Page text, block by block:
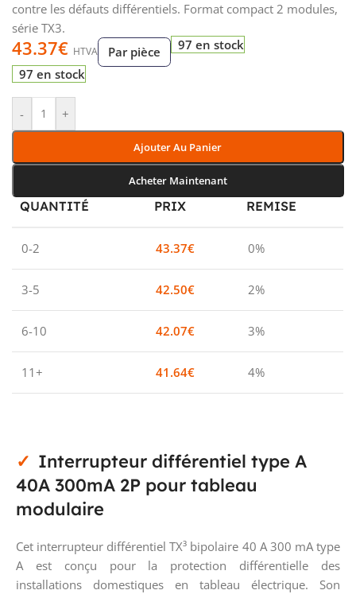
contre les défauts différentiels. Format compact 2 modules,
série TX3.
43.37€ HTVA Par pièce
97 en stock
97 en stock
- +
Ajouter Au Panier
Acheter Maintenant
QUANTITÉ PRIX REMISE
0-2 43.37€ 0%
3-5 42.50€ 2%
6-10 42.07€ 3%
11+ 41.64€ 4%
Interrupteur différentiel type A
40A 300mA 2P pour tableau
modulaire
Cet interrupteur différentiel TX³ bipolaire 40 A 300 mA type
A est conçu pour la protection différentielle des
installations domestiques en tableau électrique. Son